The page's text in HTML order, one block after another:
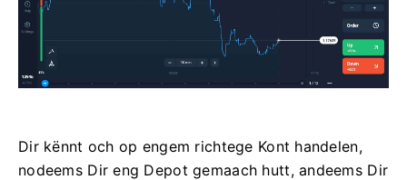
Dir kënnt och op engem richtege Kont handelen,
nodeems Dir eng Depot gemaach hutt, andeems Dir